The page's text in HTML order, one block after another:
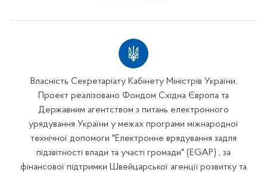
Власність Секретаріату Кабінету Міністрів України.
Проект реалізовано Фондом Східна Європа та
Державним агентством з питань електронного
урядування України у межах програми міжнародної
технічної допомоги "Електронне врядування задля
підзвітності влади та участі громади" (EGAP) , за
фінансової підтримки Швейцарської агенції розвитку та